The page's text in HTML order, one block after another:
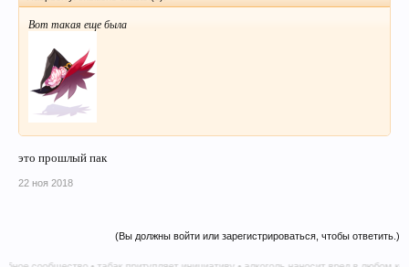
Вот такая еще была
это прошлый пак
22 ноя 2018
(Вы должны войти или зарегистрироваться, чтобы ответить.)